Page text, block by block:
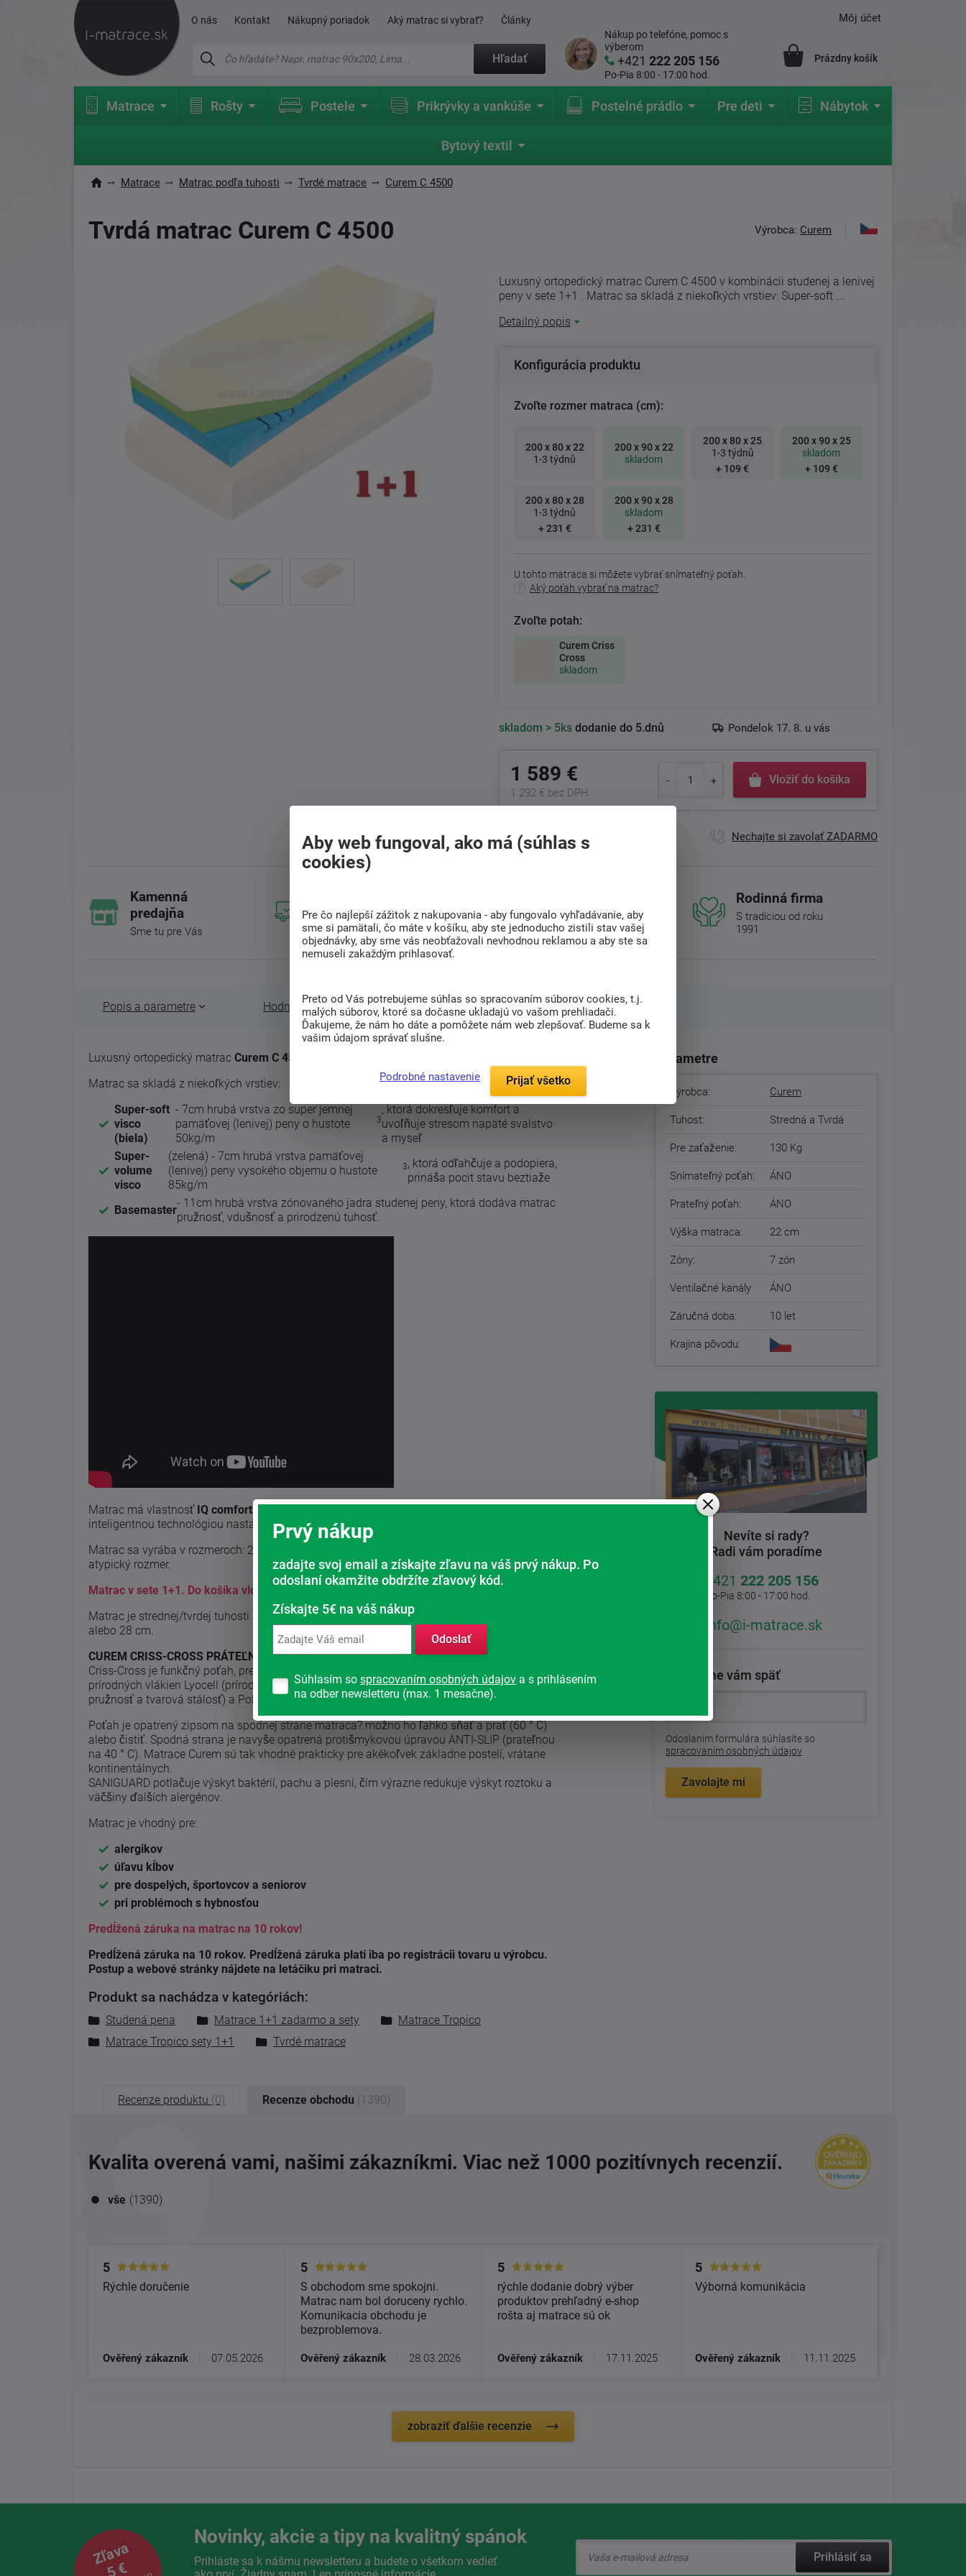
O nás Kontakt Nákupný poriadok Aký matrac si vybrať? Články
Hľadať
Nákup po telefóne, pomoc s
výberom
+421222 205 156
Po-Pia 8:00 - 17:00 hod.
Môj účet
Prázdny košík
Matrace Rošty Postele Prikrývky a vankúše Postelné prádlo Pre deti Nábytok
Bytový textil
Matrace Matrac podľa tuhosti Tvrdé matrace Curem C 4500
Tvrdá matrac Curem C 4500 Výrobca: Curem
Luxusný ortopedický matrac Curem C 4500 v kombinácii studenej a lenivej
peny v sete 1+1 . Matrac sa skladá z niekoľkých vrstiev: Super-soft ...
Detailný popis
Konfigurácia produktu
Zvoľte rozmer matraca (cm):
200 x 80 x 22
1-3 týdnů
200 x 90 x 22
skladom
200 x 80 x 25
1-3 týdnů
+ 109 €
200 x 90 x 25
skladom
+ 109 €
200 x 80 x 28
1-3 týdnů
+ 231 €
200 x 90 x 28
skladom
+ 231 €
U tohto matraca si môžete vybrať snímateľný poťah.
Aký poťah vybrať na matrac?
Zvoľte potah:
Curem Criss
Cross
skladom
skladom > 5ksdodanie do 5.dnů Pondelok 17. 8. u vás
1 589 €
1 292 € bez DPH
Vložiť do košíka
Po-Pia 8:00 - 17:00 hod.
Nechajte si zavolať ZADARMO
Kamenná
predajňa
Sme tu pre Vás
ZADARMO
Pri nákupe nad 200 Eur
výberom
Nájdite vhodný matrac
Rodinná firma
S tradíciou od roku
1991
Popis a parametre Hodnotenie (0)
Luxusný ortopedický matrac Curem C 4500
Matrac sa skladá z niekoľkých vrstiev:
Super-soft
visco
(biela)
- 7cm hrubá vrstva zo super jemnej
pamäťovej (lenivej) peny o hustote
50kg/m
3
, ktorá dokresľuje komfort a
uvoľňuje stresom napäté svalstvo
a myseľ
Super-
volume
visco
(zelená) - 7cm hrubá vrstva pamäťovej
(lenivej) peny vysokého objemu o hustote
85kg/m
3, ktorá odľahčuje a podopiera,
prináša pocit stavu beztiaže
Basemaster
- 11cm hrubá vrstva zónovaného jadra studenej peny, ktorá dodáva matrac
pružnosť, vdušnosť a prirodzenú tuhosť.
Matrac má vlastnosť IQ comfort
inteligentnou technológiou nastavia svoju tuhosť podľa hmotnosti používateľa.
Matrac sa vyrába v rozmeroch: 200x100, 200x90, 200x80, 195x85cm. Je možné vyrobiť aj
atypický rozmer.
Matrac v sete 1+1. Do košíka vložíte 1ks a budú Vám doručené 2 matrace.
Matrac je strednej/tvrdej tuhosti s nosnosťou 130 kg. Výšku matraca si môžete zvoliť 22, 25
alebo 28 cm.
CUREM CRISS-CROSS PRÁTEĽNÝ POŤAH (60/40 °C)
Criss-Cross je funkčný poťah, presne kopírujúci tvar matraca a krivky tela. Je vyrobený z
prírodných vlákien Lyocell (prírodná hebkosť, jemnosť a priedušnosť), Elastanu (perfektná
pružnosť a tvarová stálosť) a Polyesteru (ľahké pranie, pevnosť, odolnosť).
Poťah je opatrený zipsom na spodnej strane matraca? možno ho ľahko sňať a prať (60 ° C)
alebo čistiť. Spodná strana je navyše opatrená protišmykovou úpravou ANTI-SLIP (prateľnou
na 40 ° C). Matrace Curem sú tak vhodné prakticky pre akékoľvek základne postelí, vrátane
kontinentálnych.
SANIGUARD potlačuje výskyt baktérií, pachu a plesní, čím výrazne redukuje výskyt roztoku a
väčšiny ďalších alergénov.
Matrac je vhodný pre:
alergikov
úľavu kĺbov
pre dospelých, športovcov a seniorov
pri problémoch s hybnosťou
Predĺžená záruka na matrac na 10 rokov!
Predĺžená záruka na 10 rokov. Predĺžená záruka platí iba po registrácii tovaru u výrobcu.
Postup a webové stránky nájdete na letáčiku pri matraci.
Produkt sa nachádza v kategóriách:
Studená pena Matrace 1+1 zadarmo a sety
Matrace Tropico
Matrace Tropico sety 1+1
Tvrdé matrace
Parametre
Výrobca: Curem
Tuhost: Stredná a Tvrdá
Pre zaťaženie: 130 Kg
Snímateľný poťah: ÁNO
Prateľný poťah: ÁNO
Výška matraca: 22 cm
Zóny: 7 zón
Ventilačné kanály ÁNO
Záručná doba: 10 let
Krajina pôvodu:
Nevíte si rady?
Radi vám poradíme
+421 222 205 156
Po-Pia 8:00 - 17:00 hod.
info@i-matrace.sk
Zavoláme vám späť
Odoslaním formulára súhlasíte so
spracovaním osobných údajov
Zavolajte mi
Recenze produktu (0) Recenze obchodu (1390)
Kvalita overená vami, našimi zákazníkmi. Viac než 1000 pozitívnych recenzií.
vše (1390)
5
Rýchle doručenie
Ověřený zákazník 07.05.2026
5
S obchodom sme spokojni.
Matrac nam bol doruceny rychlo.
Komunikacia obchodu je
bezproblemova.
Ověřený zákazník 28.03.2026
5
rýchle dodanie dobrý výber
produktov prehľadný e-shop
rošta aj matrace sú ok
Ověřený zákazník 17.11.2025
5
Výborná komunikácia
Ověřený zákazník 11.11.2025
zobraziť ďalšie recenzie
Zľava
5 €
Novinky, akcie a tipy na kvalitný spánok
Prihláste sa k nášmu newsletteru a budete o všetkom vedieť
Prihlásiť sa
Prvý nákup
zadajte svoj email a získajte zľavu na váš prvý nákup. Po
odoslaní okamžite obdržíte zľavový kód.
Získajte 5€ na váš nákup
Odoslať
Súhlasím so spracovaním osobných údajov a s prihlásením
na odber newsletteru (max. 1 mesačne).
Aby web fungoval, ako má (súhlas s
cookies)
Pre čo najlepší zážitok z nakupovania - aby fungovalo vyhľadávanie, aby
sme si pamätali, čo máte v košíku, aby ste jednoducho zistili stav vašej
objednávky, aby sme vás neobťažovali nevhodnou reklamou a aby ste sa
nemuseli zakaždým prihlasovať.
Preto od Vás potrebujeme súhlas so spracovaním súborov cookies, t.j.
malých súborov, ktoré sa dočasne ukladajú vo vašom prehliadači.
Ďakujeme, že nám ho dáte a pomôžete nám web zlepšovať. Budeme sa k
vašim údajom správať slušne.
Podrobné nastavenie Prijať všetko